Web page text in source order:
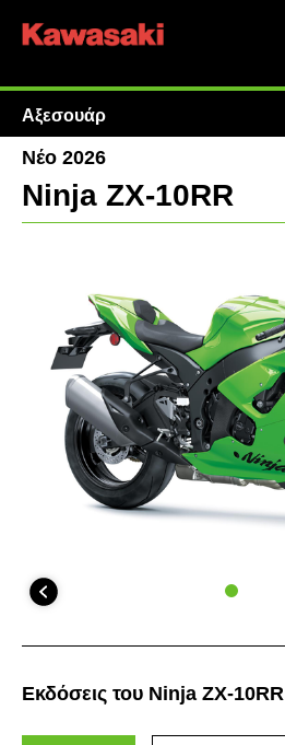
Αξεσουάρ
Νέο 2026
Ninja ZX-10RR
Εκδόσεις του Ninja ZX-10RR